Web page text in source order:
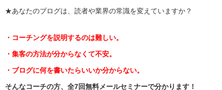
★あなたのブログは、読者や業界の常識を変えていますか？
・コーチングを説明するのは難しい。
・集客の方法が分からなくて不安。
・ブログに何を書いたらいいか分からない。
そんなコーチの方、全7回無料メールセミナーで分かります！